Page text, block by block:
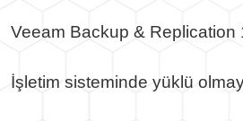
Veeam Backup & Replication
İşletim sisteminde yüklü